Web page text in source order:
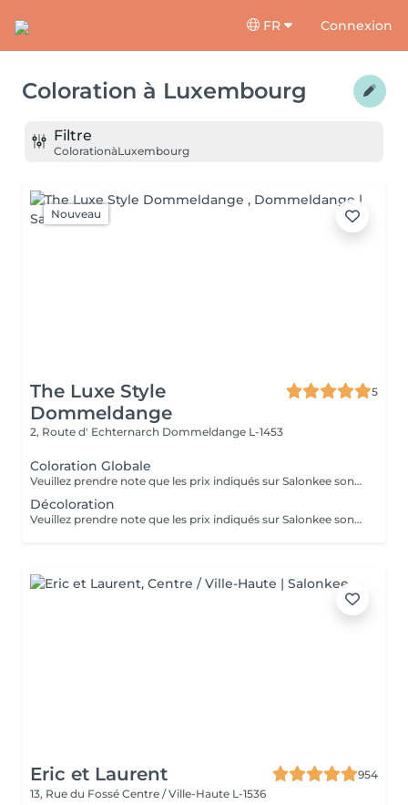
FR Connexion
Coloration à Luxembourg
Filtre
ColorationàLuxembourg
Nouveau
The Luxe Style
Dommeldange
5
2, Route d' Echternarch Dommeldange L-1453
Coloration Globale
Veuillez prendre note que les prix indiqués sur Salonkee sont communiqués à titre informatif et s'entendent de base. Ces derniers sont susceptibles de varier selon le diagnostic réalisé à votre arrivée au salon et l'expertise du professionnel à qui vous confiez votre beauté. Dans tous les cas, un devis précis vous sera proposé et toutes réalisations de prestations seront effectuées avec votre accord. Un grand merci d'avance pour votre compréhension. Au plaisir de vous recevoir très vite.
Décoloration
Veuillez prendre note que les prix indiqués sur Salonkee sont communiqués à titre informatif et s'entendent de base. Ces derniers sont susceptibles de varier selon le diagnostic réalisé à votre arrivée au salon et l'expertise du professionnel à qui vous confiez votre beauté. Dans tous les cas, un devis précis vous sera proposé et toutes réalisations de prestations seront effectuées avec votre accord. Un grand merci d'avance pour votre compréhension. Au plaisir de vous recevoir très vite.
Eric et Laurent
954
13, Rue du Fossé Centre / Ville-Haute L-1536